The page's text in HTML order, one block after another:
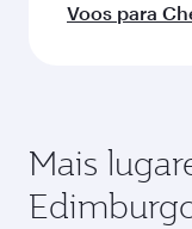
Voos para
Mais